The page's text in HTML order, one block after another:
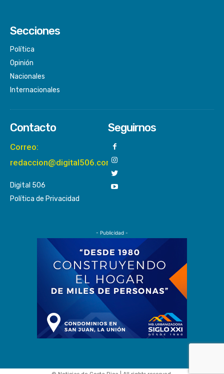
Secciones
Política
Opinión
Nacionales
Internacionales
Contacto
Correo:
redaccion@digital506.com
Digital 506
Política de Privacidad
Seguirnos
- Publicidad -